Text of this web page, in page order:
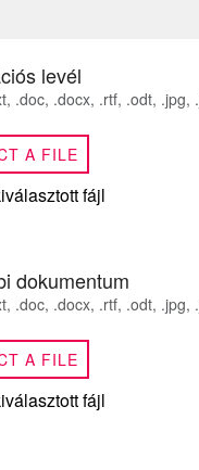
levél
.doc, .docx, .rtf, .odt, .jpg,
A FILE
fájl
dokumentum
.doc, .docx, .rtf, .odt, .jpg,
A FILE
fájl